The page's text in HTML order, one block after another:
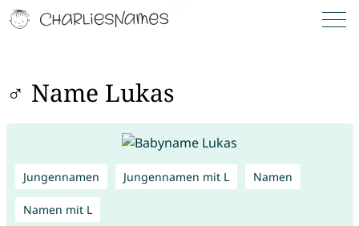
♂ Name Lukas
Jungennamen Jungennamen mit L Namen
Namen mit L